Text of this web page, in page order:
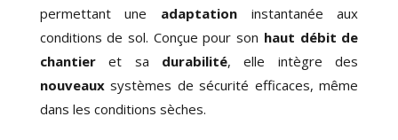
permettant une adaptation instantanée aux
conditions de sol. Conçue pour son haut débit de
chantier
et sa durabilité, elle intègre des
nouveauxsystèmes de sécurité efficaces, même
dans les conditions sèches.